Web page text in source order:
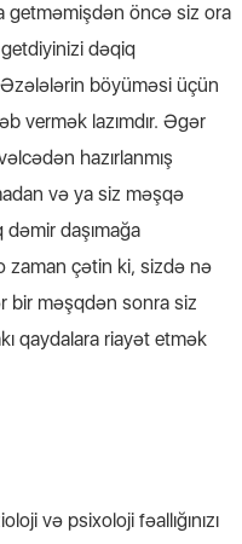
getməmişdən öncə siz ora
dəqiq
Əzələlərin böyüməsi üçün
vermək lazımdır. Əgər
hazırlanmış
və ya siz məşqə
daşımağa
zaman çətin ki, sizdə nə
bir məşqdən sonra siz
qaydalara riayət etmək
və psixoloji fəallığınızı